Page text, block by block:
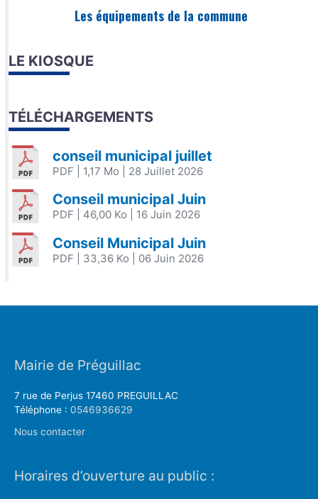
Les équipements de la commune
LE KIOSQUE
TÉLÉCHARGEMENTS
conseil municipal juillet
PDF | 1,17 Mo | 28 Juillet 2026
Conseil municipal Juin
PDF | 46,00 Ko | 16 Juin 2026
Conseil Municipal Juin
PDF | 33,36 Ko | 06 Juin 2026
Mairie de Préguillac
7 rue de Perjus 17460 PREGUILLAC
Téléphone : 0546936629
Nous contacter
Horaires d’ouverture au public :